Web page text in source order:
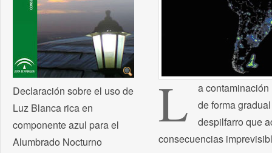
Declaración sobre el uso de
Luz Blanca rica en
componente azul para el
Alumbrado Nocturno
L
a
de forma
despilfarro que
consecuencias